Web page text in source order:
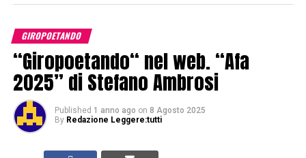
GIROPOETANDO
“Giropoetando“ nel web. “Afa
2025” di Stefano Ambrosi
Published 1 anno ago on 8 Agosto 2025
By Redazione Leggere:tutti